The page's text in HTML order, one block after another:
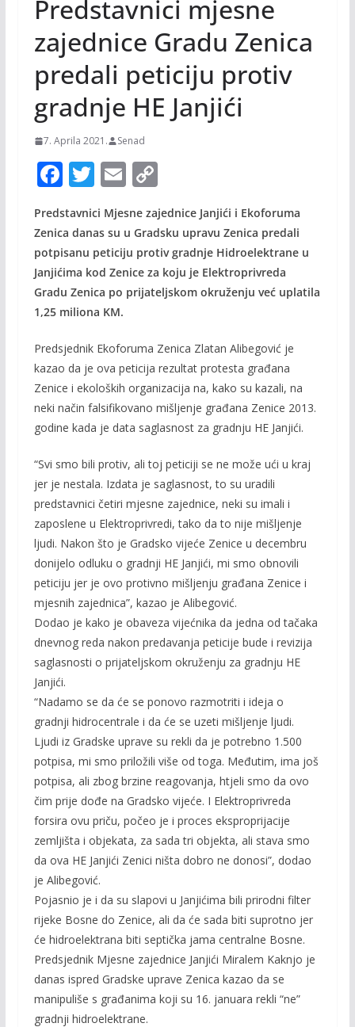
Predstavnici mjesne
zajednice Gradu Zenica
predali peticiju protiv
gradnje HE Janjići
7. Aprila 2021. Senad
F
e
b
o
o
k
T
w
itt
er
E
ai
l
C
o
p
y
Li
n
Predstavnici Mjesne zajednice Janjići i Ekoforuma
Zenica danas su u Gradsku upravu Zenica predali
potpisanu peticiju protiv gradnje Hidroelektrane u
Janjićima kod Zenice za koju je Elektroprivreda
Gradu Zenica po prijateljskom okruženju već uplatila
1,25 miliona KM.
Predsjednik Ekoforuma Zenica Zlatan Alibegović je
kazao da je ova peticija rezultat protesta građana
Zenice i ekoloških organizacija na, kako su kazali, na
neki način falsifikovano mišljenje građana Zenice 2013.
godine kada je data saglasnost za gradnju HE Janjići.
“Svi smo bili protiv, ali toj peticiji se ne može ući u kraj
jer je nestala. Izdata je saglasnost, to su uradili
predstavnici četiri mjesne zajednice, neki su imali i
zaposlene u Elektroprivredi, tako da to nije mišljenje
ljudi. Nakon što je Gradsko vijeće Zenice u decembru
donijelo odluku o gradnji HE Janjići, mi smo obnovili
peticiju jer je ovo protivno mišljenju građana Zenice i
mjesnih zajednica”, kazao je Alibegović.
Dodao je kako je obaveza vijećnika da jedna od tačaka
dnevnog reda nakon predavanja peticije bude i revizija
saglasnosti o prijateljskom okruženju za gradnju HE
Janjići.
“Nadamo se da će se ponovo razmotriti i ideja o
gradnji hidrocentrale i da će se uzeti mišljenje ljudi.
Ljudi iz Gradske uprave su rekli da je potrebno 1.500
potpisa, mi smo priložili više od toga. Međutim, ima još
potpisa, ali zbog brzine reagovanja, htjeli smo da ovo
čim prije dođe na Gradsko vijeće. I Elektroprivreda
forsira ovu priču, počeo je i proces eksproprijacije
zemljišta i objekata, za sada tri objekta, ali stava smo
da ova HE Janjići Zenici ništa dobro ne donosi”, dodao
je Alibegović.
Pojasnio je i da su slapovi u Janjićima bili prirodni filter
rijeke Bosne do Zenice, ali da će sada biti suprotno jer
će hidroelektrana biti septička jama centralne Bosne.
Predsjednik Mjesne zajednice Janjići Miralem Kaknjo je
danas ispred Gradske uprave Zenica kazao da se
manipuliše s građanima koji su 16. januara rekli “ne”
gradnji hidroelektrane.